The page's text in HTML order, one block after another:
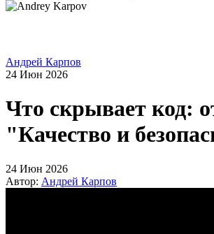
Андрей Карпов
24 Июн 2026
Что скрывает код:
"Качество и
24 Июн 2026
Автор: Андрей Карпов